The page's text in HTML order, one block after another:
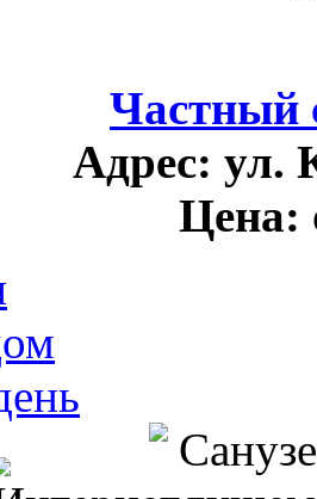
Частный
Адрес: ул.
Цена: